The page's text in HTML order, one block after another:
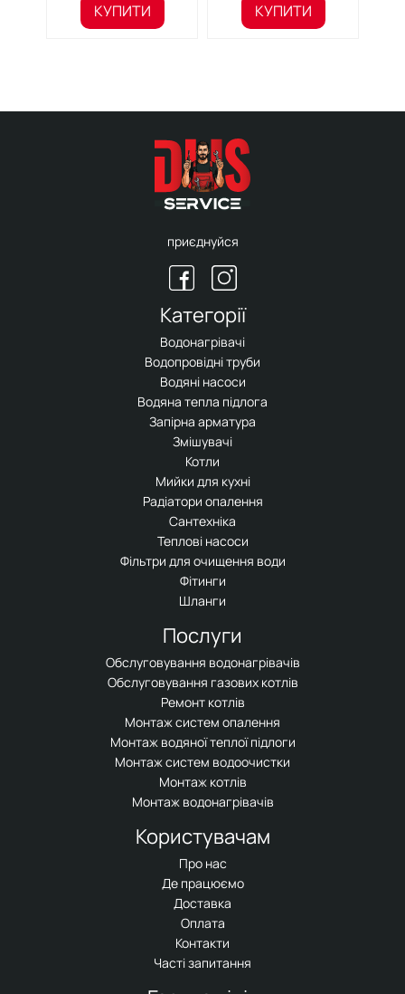
КУПИТИ КУПИТИ
приєднуйся
Категорії
Водонагрівачі
Водопровідні труби
Водяні насоси
Водяна тепла підлога
Запірна арматура
Змішувачі
Котли
Мийки для кухні
Радіатори опалення
Сантехніка
Теплові насоси
Фільтри для очищення води
Фітинги
Шланги
Послуги
Обслуговування водонагрівачів
Обслуговування газових котлів
Ремонт котлів
Монтаж систем опалення
Монтаж водяної теплої підлоги
Монтаж систем водоочистки
Монтаж котлів
Монтаж водонагрівачів
Користувачам
Про нас
Де працюємо
Доставка
Оплата
Контакти
Часті запитання